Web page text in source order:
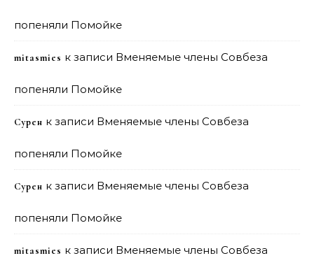
попеняли Помойке
mitasmies к записи Вменяемые члены Совбеза
попеняли Помойке
Сурен к записи Вменяемые члены Совбеза
попеняли Помойке
Сурен к записи Вменяемые члены Совбеза
попеняли Помойке
mitasmies к записи Вменяемые члены Совбеза